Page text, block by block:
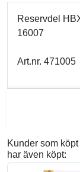
Reservdel
16007
Art.nr. 471005
Kunder som
har även köpt: